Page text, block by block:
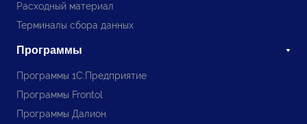
Расходный материал
Терминалы сбора данных
Программы
Программы 1С:Предприятие
Программы Frontol
Программы Далион